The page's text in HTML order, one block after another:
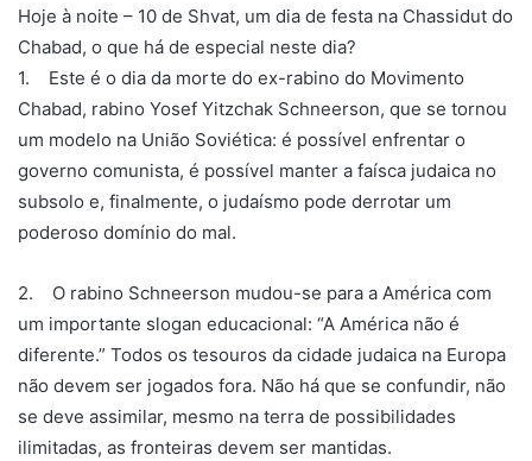
Hoje à noite – 10 de Shvat, um dia de festa na Chassidut do
Chabad, o que há de especial neste dia?
1. Este é o dia da morte do ex-rabino do Movimento
Chabad, rabino Yosef Yitzchak Schneerson, que se tornou
um modelo na União Soviética: é possível enfrentar o
governo comunista, é possível manter a faísca judaica no
subsolo e, finalmente, o judaísmo pode derrotar um
poderoso domínio do mal.
2. O rabino Schneerson mudou-se para a América com
um importante slogan educacional: “A América não é
diferente.” Todos os tesouros da cidade judaica na Europa
não devem ser jogados fora. Não há que se confundir, não
se deve assimilar, mesmo na terra de possibilidades
ilimitadas, as fronteiras devem ser mantidas.